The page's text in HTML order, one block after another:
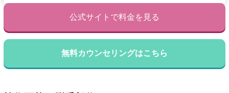
公式サイトで料金を見る
無料カウンセリングはこちら